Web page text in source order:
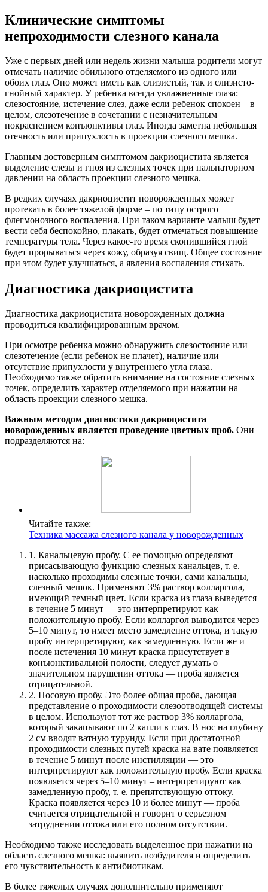
Клинические симптомы
непроходимости слезного канала
Уже с первых дней или недель жизни малыша родители могут
отмечать наличие обильного отделяемого из одного или
обоих глаз. Оно может иметь как слизистый, так и слизисто-
гнойный характер. У ребенка всегда увлажненные глаза:
слезостояние, истечение слез, даже если ребенок спокоен – в
целом, слезотечение в сочетании с незначительным
покраснением конъюнктивы глаз. Иногда заметна небольшая
отечность или припухлость в проекции слезного мешка.
Главным достоверным симптомом дакриоцистита является
выделение слезы и гноя из слезных точек при пальпаторном
давлении на область проекции слезного мешка.
В редких случаях дакриоцистит новорожденных может
протекать в более тяжелой форме – по типу острого
флегмонозного воспаления. При таком варианте малыш будет
вести себя беспокойно, плакать, будет отмечаться повышение
температуры тела. Через какое-то время скопившийся гной
будет прорываться через кожу, образуя свищ. Общее состояние
при этом будет улучшаться, а явления воспаления стихать.
Диагностика дакриоцистита
Диагностика дакриоцистита новорожденных должна
проводиться квалифицированным врачом.
При осмотре ребенка можно обнаружить слезостояние или
слезотечение (если ребенок не плачет), наличие или
отсутствие припухлости у внутреннего угла глаза.
Необходимо также обратить внимание на состояние слезных
точек, определить характер отделяемого при нажатии на
область проекции слезного мешка.
Важным методом диагностики дакриоцистита
новорожденных является проведение цветных проб. Они
подразделяются на:
Читайте также:
Техника массажа слезного канала у новорожденных
1. Канальцевую пробу. С ее помощью определяют
присасывающую функцию слезных канальцев, т. е.
насколько проходимы слезные точки, сами канальцы,
слезный мешок. Применяют 3% раствор колларгола,
имеющий темный цвет. Если краска из глаза выведется
в течение 5 минут — это интерпретируют как
положительную пробу. Если колларгол выводится через
5–10 минут, то имеет место замедление оттока, и такую
пробу интерпретируют, как замедленную. Если же и
после истечения 10 минут краска присутствует в
конъюнктивальной полости, следует думать о
значительном нарушении оттока — проба является
отрицательной.
2. Носовую пробу. Это более общая проба, дающая
представление о проходимости слезоотводящей системы
в целом. Используют тот же раствор 3% колларгола,
который закапывают по 2 капли в глаз. В нос на глубину
2 см вводят ватную турунду. Если при достаточной
проходимости слезных путей краска на вате появляется
в течение 5 минут после инстилляции — это
интерпретируют как положительную пробу. Если краска
появляется через 5–10 минут – интерпретируют как
замедленную пробу, т. е. препятствующую оттоку.
Краска появляется через 10 и более минут — проба
считается отрицательной и говорит о серьезном
затруднении оттока или его полном отсутствии.
Необходимо также исследовать выделенное при нажатии на
область слезного мешка: выявить возбудителя и определить
его чувствительность к антибиотикам.
В более тяжелых случаях дополнительно применяют